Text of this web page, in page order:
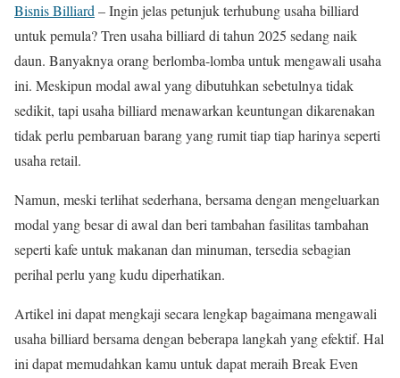
Bisnis Billiard – Ingin jelas petunjuk terhubung usaha billiard
untuk pemula? Tren usaha billiard di tahun 2025 sedang naik
daun. Banyaknya orang berlomba-lomba untuk mengawali usaha
ini. Meskipun modal awal yang dibutuhkan sebetulnya tidak
sedikit, tapi usaha billiard menawarkan keuntungan dikarenakan
tidak perlu pembaruan barang yang rumit tiap tiap harinya seperti
usaha retail.
Namun, meski terlihat sederhana, bersama dengan mengeluarkan
modal yang besar di awal dan beri tambahan fasilitas tambahan
seperti kafe untuk makanan dan minuman, tersedia sebagian
perihal perlu yang kudu diperhatikan.
Artikel ini dapat mengkaji secara lengkap bagaimana mengawali
usaha billiard bersama dengan beberapa langkah yang efektif. Hal
ini dapat memudahkan kamu untuk dapat meraih Break Even